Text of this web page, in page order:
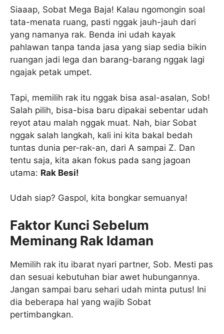
Siaaap, Sobat Mega Baja! Kalau ngomongin soal
tata-menata ruang, pasti nggak jauh-jauh dari
yang namanya rak. Benda ini udah kayak
pahlawan tanpa tanda jasa yang siap sedia bikin
ruangan jadi lega dan barang-barang nggak lagi
ngajak petak umpet.
Tapi, memilih rak itu nggak bisa asal-asalan, Sob!
Salah pilih, bisa-bisa baru dipakai sebentar udah
reyot atau malah nggak muat. Nah, biar Sobat
nggak salah langkah, kali ini kita bakal bedah
tuntas dunia per-rak-an, dari A sampai Z. Dan
tentu saja, kita akan fokus pada sang jagoan
utama: Rak Besi!
Udah siap? Gaspol, kita bongkar semuanya!
Faktor Kunci Sebelum
Meminang Rak Idaman
Memilih rak itu ibarat nyari partner, Sob. Mesti pas
dan sesuai kebutuhan biar awet hubungannya.
Jangan sampai baru sehari udah minta putus! Ini
dia beberapa hal yang wajib Sobat
pertimbangkan.